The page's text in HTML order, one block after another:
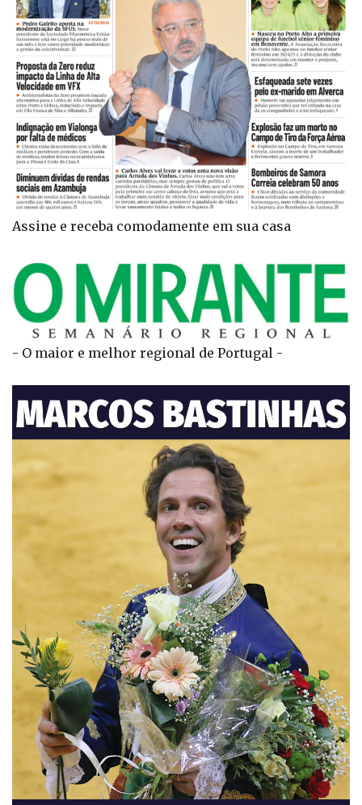
Assine e receba comodamente em sua casa
- O maior e melhor regional de Portugal -